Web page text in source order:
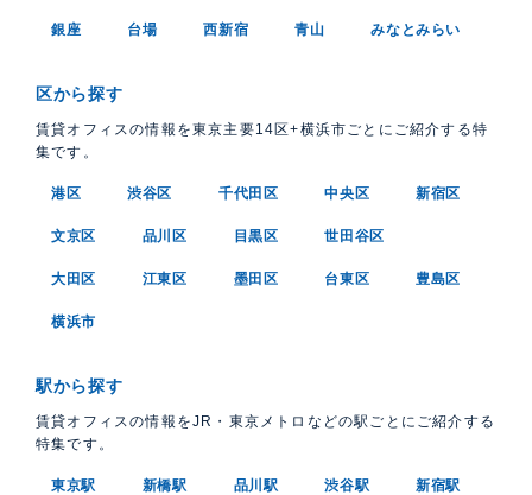
銀座 台場 西新宿 青山 みなとみらい
区から探す
賃貸オフィスの情報を東京主要14区+横浜市ごとにご紹介する特
集です。
港区 渋谷区 千代田区 中央区 新宿区
文京区 品川区 目黒区 世田谷区
大田区 江東区 墨田区 台東区 豊島区
横浜市
駅から探す
賃貸オフィスの情報をJR・東京メトロなどの駅ごとにご紹介する
特集です。
東京駅 新橋駅 品川駅 渋谷駅 新宿駅